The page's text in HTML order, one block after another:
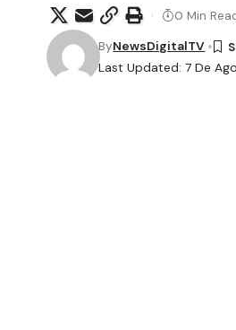
Last Updated: 7 De
ByNewsDigitalTV
0 Min